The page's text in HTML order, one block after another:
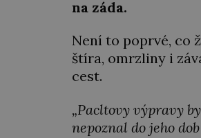
na záda.
Není to poprvé, co
štíra, omrzliny i
cest.
„Pacltovy výpravy
nepoznal do jeho